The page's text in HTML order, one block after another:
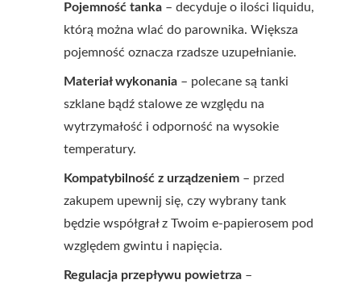
Pojemność tanka – decyduje o ilości liquidu,
którą można wlać do parownika. Większa
pojemność oznacza rzadsze uzupełnianie.
Materiał wykonania – polecane są tanki
szklane bądź stalowe ze względu na
wytrzymałość i odporność na wysokie
temperatury.
Kompatybilność z urządzeniem – przed
zakupem upewnij się, czy wybrany tank
będzie współgrał z Twoim e-papierosem pod
względem gwintu i napięcia.
Regulacja przepływu powietrza –